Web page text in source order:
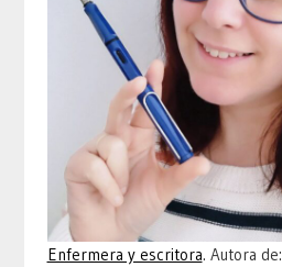
Enfermera y escritora. Autora de: